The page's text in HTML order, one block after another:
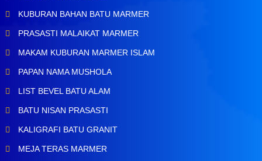
KUBURAN BAHAN BATU MARMER
PRASASTI MALAIKAT MARMER
MAKAM KUBURAN MARMER ISLAM
PAPAN NAMA MUSHOLA
LIST BEVEL BATU ALAM
BATU NISAN PRASASTI
KALIGRAFI BATU GRANIT
MEJA TERAS MARMER